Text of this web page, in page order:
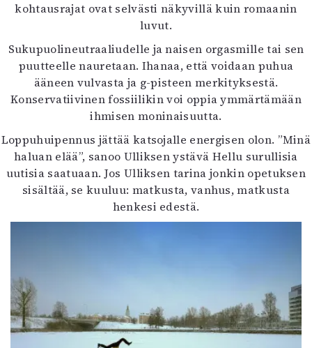
kohtausrajat ovat selvästi näkyvillä kuin romaanin
luvut.
Sukupuolineutraaliudelle ja naisen orgasmille tai sen
puutteelle nauretaan. Ihanaa, että voidaan puhua
ääneen vulvasta ja g-pisteen merkityksestä.
Konservatiivinen fossiilikin voi oppia ymmärtämään
ihmisen moninaisuutta.
Loppuhuipennus jättää katsojalle energisen olon. ”Minä
haluan elää”, sanoo Ulliksen ystävä Hellu surullisia
uutisia saatuaan. Jos Ulliksen tarina jonkin opetuksen
sisältää, se kuuluu: matkusta, vanhus, matkusta
henkesi edestä.